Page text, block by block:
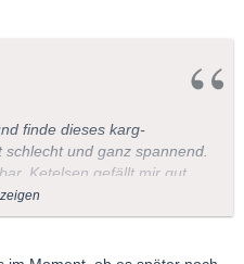
finde dieses karg-
und ganz spannend.
Ketelsen gefällt mir gut,
Wie sie ihm dann